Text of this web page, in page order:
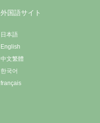
外国語サイト
日本語
English
中文繁體
한국어
français